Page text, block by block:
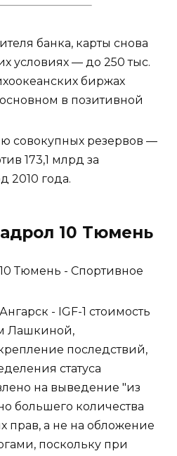
банка, карты снова
условиях — до 250 тыс.
биржах
в позитивной
совокупных резервов —
173,1 млрд за
2010 года.
10 Тюмень
Тюмень - Спортивное
- IGF-1 стоимость
Лашкиной,
последствий,
статуса
на выведение "из
большего количества
прав, а не на обложение
поскольку при